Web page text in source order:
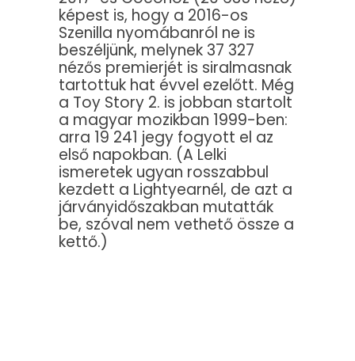
képest is, hogy a 2016-os
Szenilla nyomábanról ne is
beszéljünk, melynek 37 327
nézős premierjét is siralmasnak
tartottuk hat évvel ezelőtt. Még
a Toy Story 2. is jobban startolt
a magyar mozikban 1999-ben:
arra 19 241 jegy fogyott el az
első napokban. (A Lelki
ismeretek ugyan rosszabbul
kezdett a Lightyearnél, de azt a
járványidőszakban mutatták
be, szóval nem vethető össze a
kettő.)